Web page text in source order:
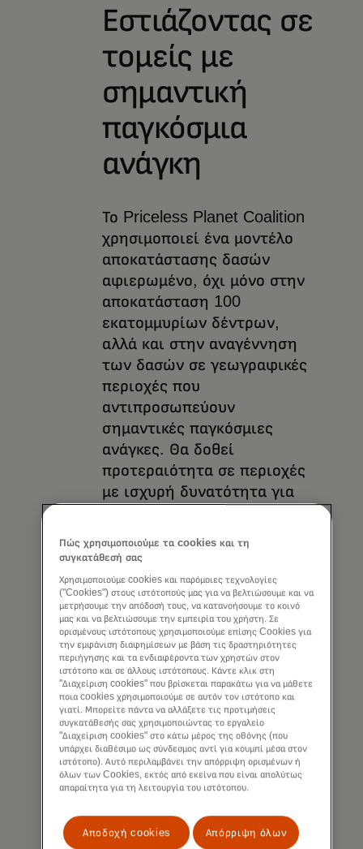
Εστιάζοντας σε
τομείς με
σημαντική
παγκόσμια
ανάγκη
Το Priceless Planet Coalition
χρησιμοποιεί ένα μοντέλο
αποκατάστασης δασών
αφιερωμένο, όχι μόνο στην
αποκατάσταση 100
εκατομμυρίων δέντρων,
αλλά και στην αναγέννηση
των δασών σε γεωγραφικές
περιοχές που
αντιπροσωπεύουν
σημαντικές παγκόσμιες
ανάγκες. Θα δοθεί
προτεραιότητα σε περιοχές
με ισχυρή δυνατότητα για
κοινότητα και τη
βιοποικιλότητα, καθώς
ξεκινάμε την αποκατάσταση
δασικών εκτάσεων σε όλο
τον κόσμο.
Καθοδηγούμενοι από το
Conservation International
και το World Resources
Institute, θα
χρησιμοποιήσουμε
επιστημονικές πρακτικές για
και τη μακροπρόθεσμη
παρακολούθηση των
Πώς χρησιμοποιούμε τα cookies και τη
συγκατάθεσή σας
Χρησιμοποιούμε cookies και παρόμοιες τεχνολογίες
("Cookies") στους ιστότοπούς μας για να βελτιώσουμε και να
μετρήσουμε την απόδοσή τους, να κατανοήσουμε το κοινό
μας και να βελτιώσουμε την εμπειρία του χρήστη. Σε
ορισμένους ιστότοπους χρησιμοποιούμε επίσης Cookies για
την εμφάνιση διαφημίσεων με βάση τις δραστηριότητες
περιήγησης και τα ενδιαφέροντα των χρηστών στον
ιστότοπο και σε άλλους ιστότοπους. Κάντε κλικ στη
"Διαχείριση cookies" που βρίσκεται παρακάτω για να μάθετε
ποια cookies χρησιμοποιούμε σε αυτόν τον ιστότοπο και
γιατί. Μπορείτε πάντα να αλλάξετε τις προτιμήσεις
συγκατάθεσής σας χρησιμοποιώντας το εργαλείο
"Διαχείριση cookies" στο κάτω μέρος της οθόνης (που
υπάρχει διαθέσιμο ως σύνδεσμος αντί για κουμπί μέσα στον
ιστότοπο). Αυτό περιλαμβάνει την απόρριψη ορισμένων ή
όλων των Cookies, εκτός από εκείνα που είναι απολύτως
απαραίτητα για τη λειτουργία του ιστότοπου.
Αποδοχή cookies Απόρριψη όλων